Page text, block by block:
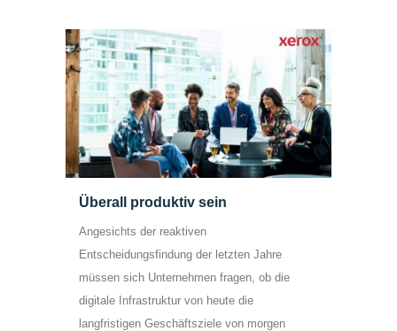
Überall produktiv sein
Angesichts der reaktiven
Entscheidungsfindung der letzten Jahre
müssen sich Unternehmen fragen, ob die
digitale Infrastruktur von heute die
langfristigen Geschäftsziele von morgen